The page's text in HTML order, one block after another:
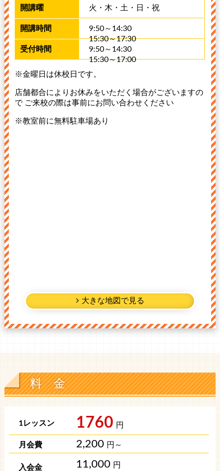
火・木・土・日・祝
9:50～14:30
15:30～17:30
9:50～14:30
15:30～17:00
※金曜日は休校日です。
店舗都合によりお休みをいただく場合がございますの
で ご来校の際は事前にお問い合わせください
※教室前に無料駐車場あり
大きな地図で見る
料 金
1760 円
2,200 円～
11,000 円